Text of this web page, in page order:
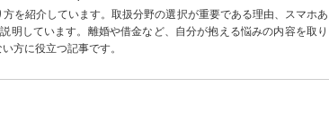
を紹介しています。取扱分野の選択が重要である理由、スマホあ
明しています。離婚や借金など、自分が抱える悩みの内容を取り
方に役立つ記事です。